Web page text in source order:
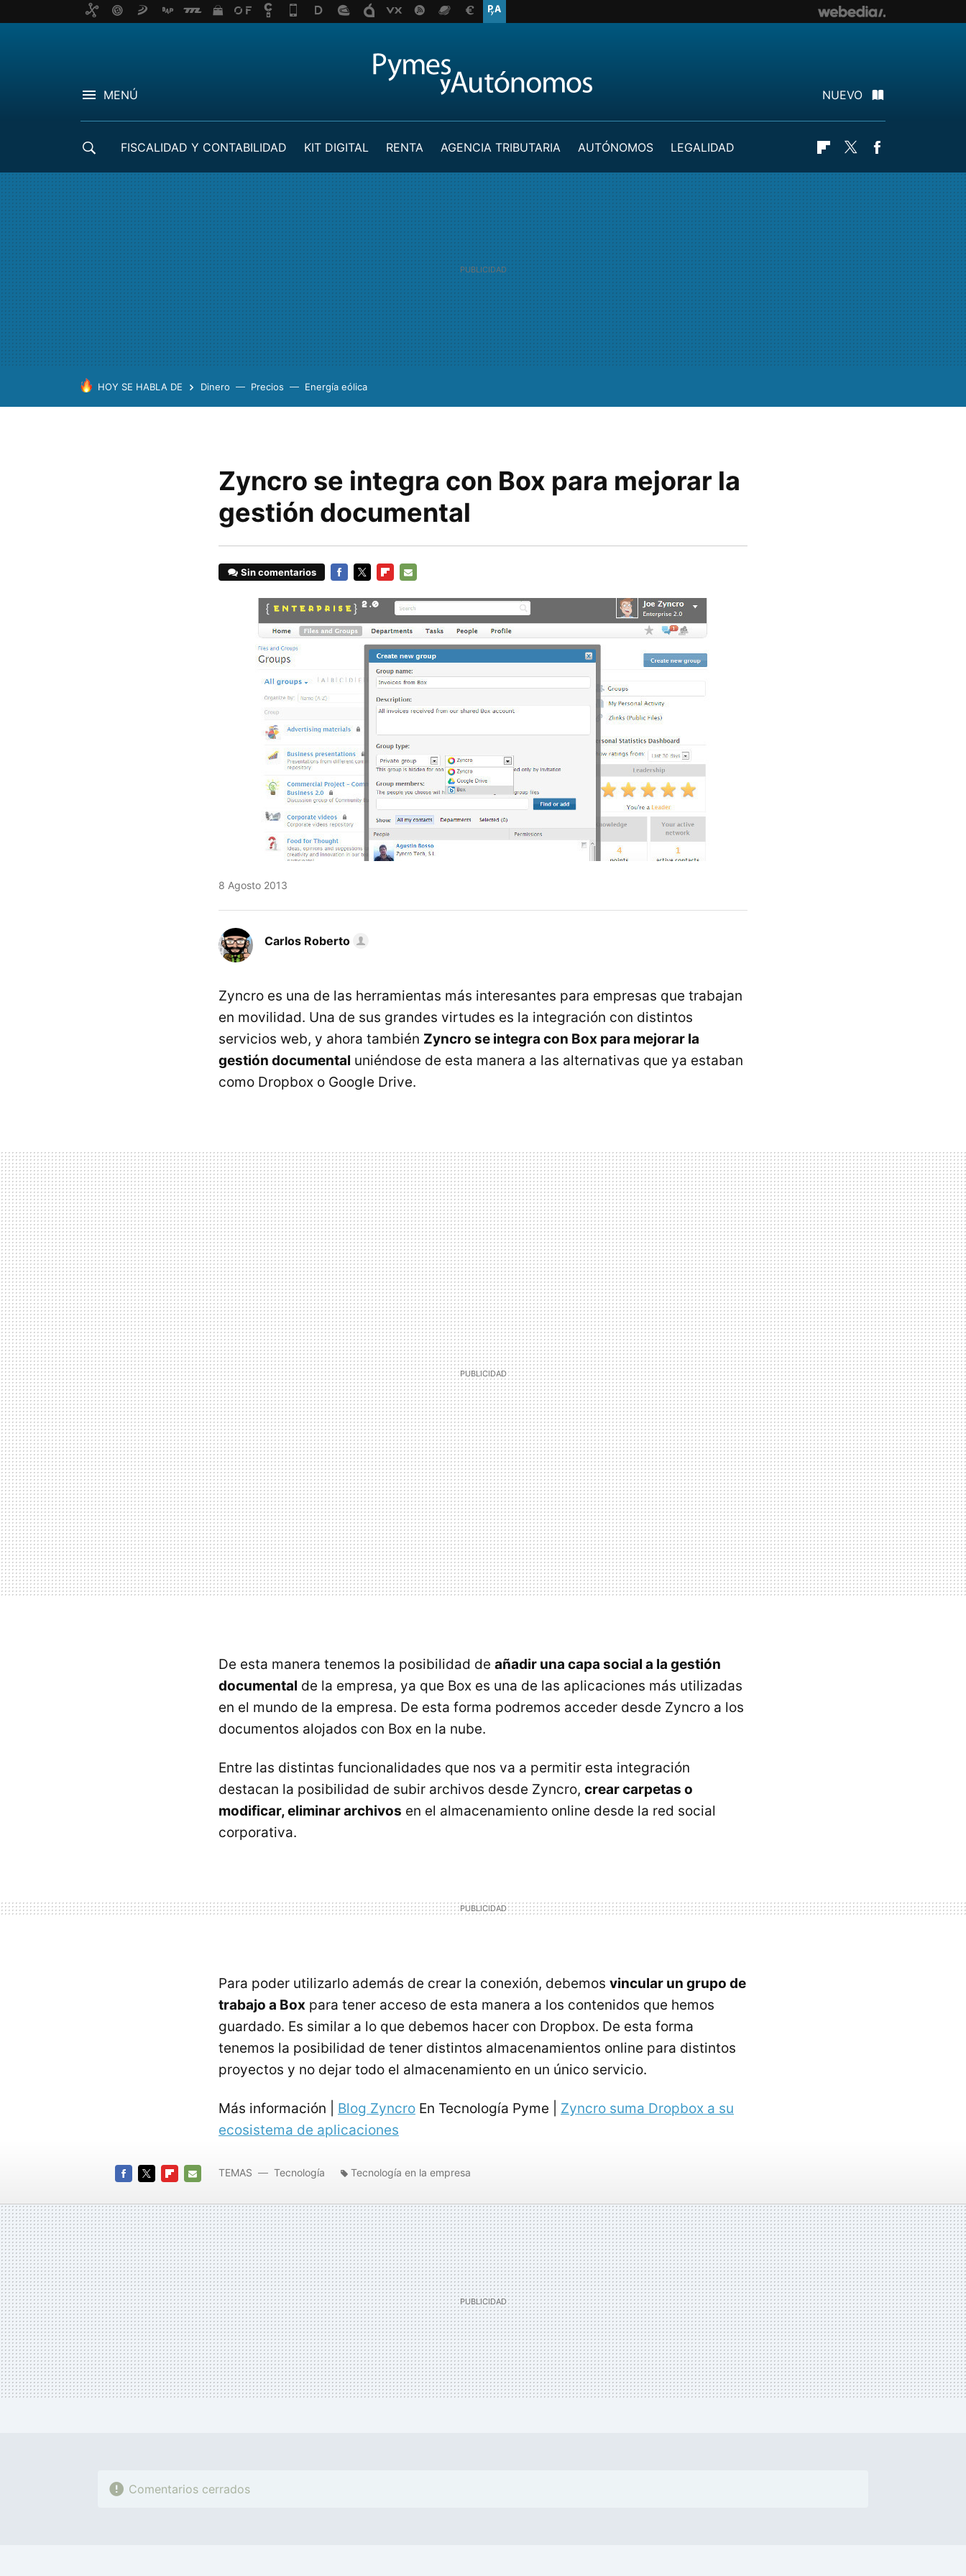
MENÚ NUEVO
FISCALIDAD Y CONTABILIDAD KIT DIGITAL RENTA AGENCIA TRIBUTARIA AUTÓNOMOS
LEGALIDAD
Flipboard
Twitter
HOY SE HABLA DE Dinero Precios Energía eólica
Zyncro se integra con Box para mejorar la
gestión documental
Sin comentarios
MAIL
8 Agosto 2013
Carlos Roberto
Zyncro es una de las herramientas más interesantes para empresas que trabajan
en movilidad. Una de sus grandes virtudes es la integración con distintos
servicios web, y ahora también Zyncro se integra con Box para mejorar la
gestión documental uniéndose de esta manera a las alternativas que ya estaban
como Dropbox o Google Drive.
De esta manera tenemos la posibilidad de añadir una capa social a la gestión
documental de la empresa, ya que Box es una de las aplicaciones más utilizadas
en el mundo de la empresa. De esta forma podremos acceder desde Zyncro a los
documentos alojados con Box en la nube.
Entre las distintas funcionalidades que nos va a permitir esta integración
destacan la posibilidad de subir archivos desde Zyncro, crear carpetas o
modificar, eliminar archivos en el almacenamiento online desde la red social
corporativa.
Para poder utilizarlo además de crear la conexión, debemos vincular un grupo de
trabajo a Box para tener acceso de esta manera a los contenidos que hemos
guardado. Es similar a lo que debemos hacer con Dropbox. De esta forma
tenemos la posibilidad de tener distintos almacenamientos online para distintos
proyectos y no dejar todo el almacenamiento en un único servicio.
Más información | Blog Zyncro En Tecnología Pyme | Zyncro suma Dropbox a su
ecosistema de aplicaciones
MAIL
TEMAS Tecnología Tecnología en la empresa
Comentarios cerrados